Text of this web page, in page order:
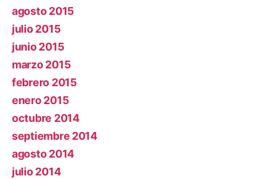
agosto 2015
julio 2015
junio 2015
marzo 2015
febrero 2015
enero 2015
octubre 2014
septiembre 2014
agosto 2014
julio 2014